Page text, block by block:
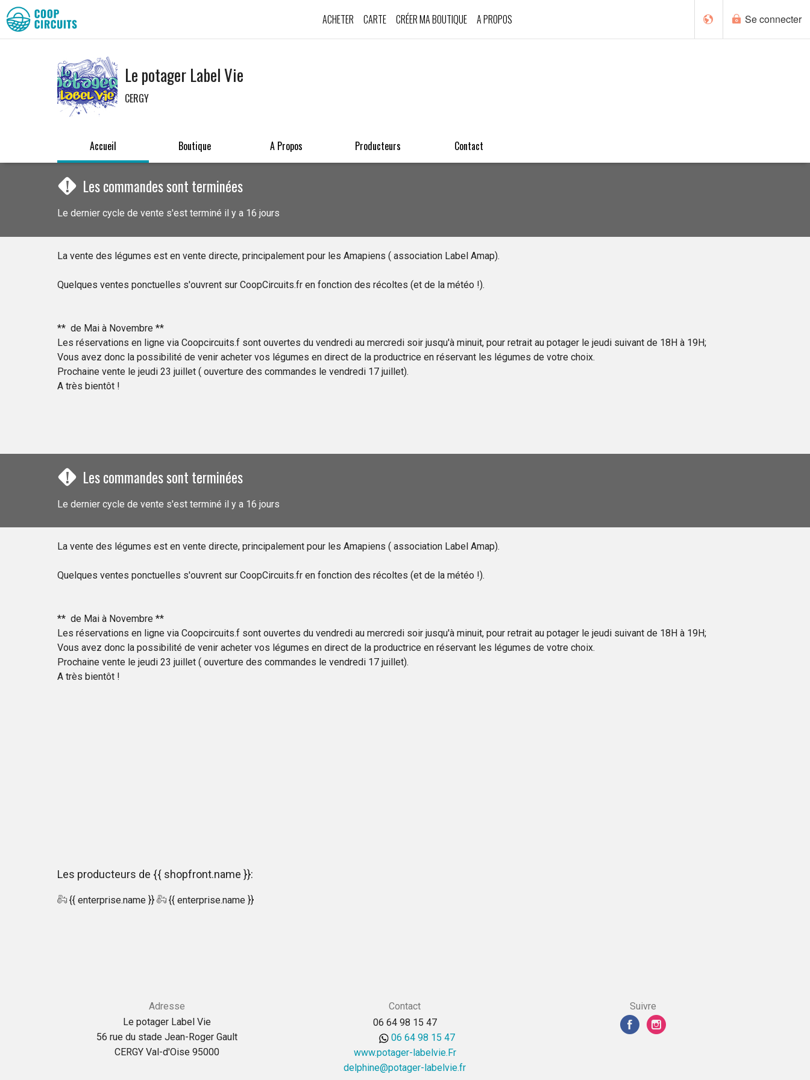
ACHETER CARTE CRÉER MA BOUTIQUE A PROPOS Se connecter
Le potager Label Vie
CERGY
Accueil Boutique A Propos Producteurs Contact
! Les commandes sont terminées
Le dernier cycle de vente s'est terminé il y a 16 jours
La vente des légumes est en vente directe, principalement pour les Amapiens ( association Label Amap).
Quelques ventes ponctuelles s'ouvrent sur CoopCircuits.fr en fonction des récoltes (et de la météo !).
** de Mai à Novembre **
Les réservations en ligne via Coopcircuits.f sont ouvertes du vendredi au mercredi soir jusqu'à minuit, pour retrait au potager le jeudi suivant de 18H à 19H;
Vous avez donc la possibilité de venir acheter vos légumes en direct de la productrice en réservant les légumes de votre choix.
Prochaine vente le jeudi 23 juillet ( ouverture des commandes le vendredi 17 juillet).
A très bientôt !
! Les commandes sont terminées
Le dernier cycle de vente s'est terminé il y a 16 jours
La vente des légumes est en vente directe, principalement pour les Amapiens ( association Label Amap).
Quelques ventes ponctuelles s'ouvrent sur CoopCircuits.fr en fonction des récoltes (et de la météo !).
** de Mai à Novembre **
Les réservations en ligne via Coopcircuits.f sont ouvertes du vendredi au mercredi soir jusqu'à minuit, pour retrait au potager le jeudi suivant de 18H à 19H;
Vous avez donc la possibilité de venir acheter vos légumes en direct de la productrice en réservant les légumes de votre choix.
Prochaine vente le jeudi 23 juillet ( ouverture des commandes le vendredi 17 juillet).
A très bientôt !
Les producteurs de {{ shopfront.name }}:
{{ enterprise.name }} {{ enterprise.name }}
Adresse
Le potager Label Vie
56 rue du stade Jean-Roger Gault
CERGY Val-d'Oise 95000
Contact
06 64 98 15 47
06 64 98 15 47
www.potager-labelvie.Fr
rf.eivlebal-regatop@enihpled
Suivre